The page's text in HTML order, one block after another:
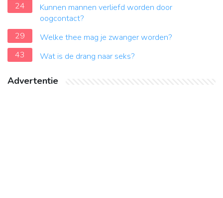
24
Kunnen mannen verliefd worden door
oogcontact?
29
Welke thee mag je zwanger worden?
43
Wat is de drang naar seks?
Advertentie